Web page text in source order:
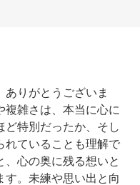
りがとうございま
複雑さは、本当に心に
ど特別だったか、そし
れていることも理解で
、心の奥に残る想いと
す。未練や思い出と向